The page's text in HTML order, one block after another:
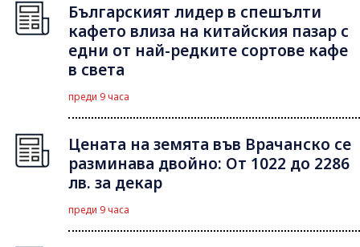
Българският лидер в спешълти
кафето влиза на китайския пазар с
едни от най-редките сортове кафе
в света
преди 9 часа
Цената на земята във Врачанско се
разминава двойно: От 1022 до 2286
лв. за декар
преди 9 часа